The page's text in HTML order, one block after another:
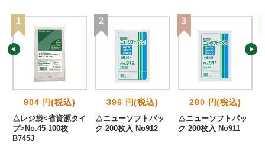
904 円(税込)
△レジ袋<省資源タイ
プ>No.45 100枚
B745J
396 円(税込)
△ニューソフトパッ
ク 200枚入 No912
280 円(税込)
△ニューソフトパッ
ク 200枚入 No911